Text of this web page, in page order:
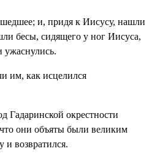
и, придя к Иисусу, нашли
бесы, сидящего у ног Иисуса,
ужаснулись.
им, как исцелился
Гадаринской окрестности
они объяты были великим
и возвратился.